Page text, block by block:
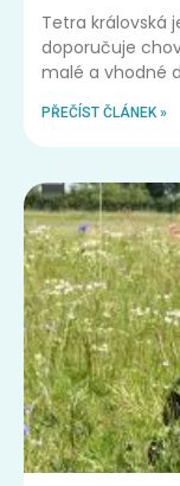
Tetra královská
doporučuje
malé a vhodné
PŘEČÍST ČLÁNEK »